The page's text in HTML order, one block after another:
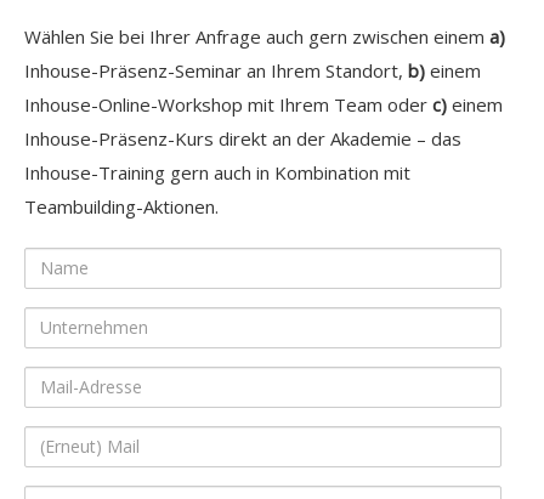
Wählen Sie bei Ihrer Anfrage auch gern zwischen einem a)
Inhouse-Präsenz-Seminar an Ihrem Standort, b) einem
Inhouse-Online-Workshop mit Ihrem Team oder c) einem
Inhouse-Präsenz-Kurs direkt an der Akademie – das
Inhouse-Training gern auch in Kombination mit
Teambuilding-Aktionen.
Name
Unternehmen
Mail-
Adresse
(Erneut)
Mail